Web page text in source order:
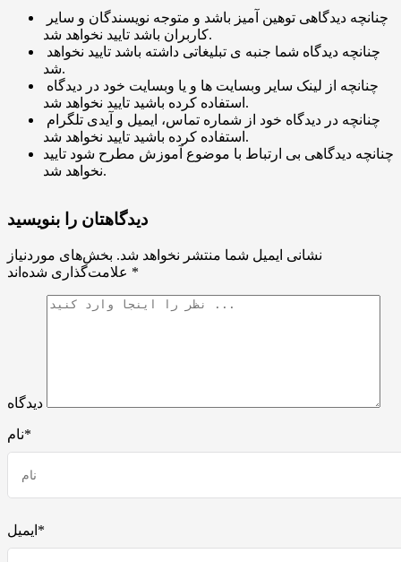
کاربران باشد تایید نخواهد شد.
شد.
استفاده کرده باشید تایید نخواهد شد.
استفاده کرده باشید تایید نخواهد شد.
چنانچه دیدگاهی بی ارتباط با موضوع آموزش مطرح شود تایید
نخواهد شد.
دیدگاهتان را بنویسید
نشانی ایمیل شما منتشر نخواهد شد. بخش‌های موردنیاز
*
دیدگاه
نام*
ایمیل*